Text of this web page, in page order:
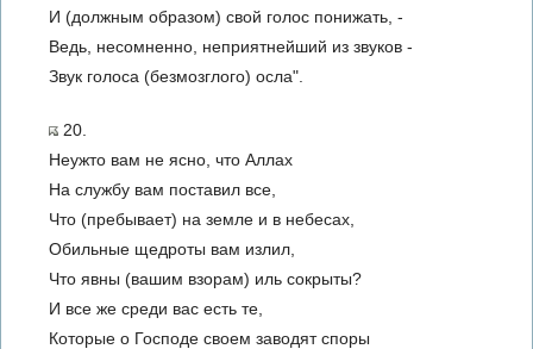
И (должным образом) свой голос понижать, -
Ведь, несомненно, неприятнейший из звуков -
Звук голоса (безмозглого) осла".
20.
Неужто вам не ясно, что Аллах
На службу вам поставил все,
Что (пребывает) на земле и в небесах,
Обильные щедроты вам излил,
Что явны (вашим взорам) иль сокрыты?
И все же среди вас есть те,
Которые о Господе своем заводят споры